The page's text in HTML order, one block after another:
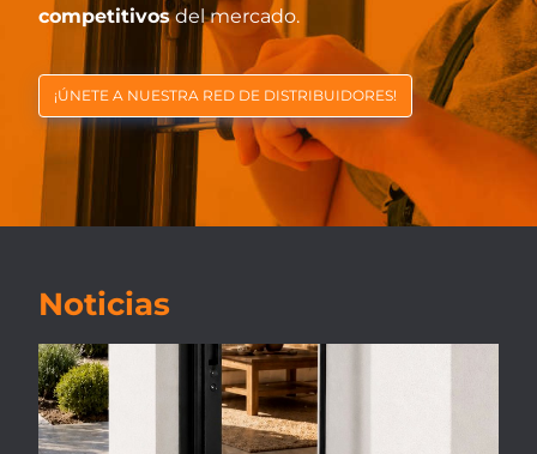
competitivosdel mercado.
¡ÚNETE A NUESTRA RED DE DISTRIBUIDORES!
Noticias